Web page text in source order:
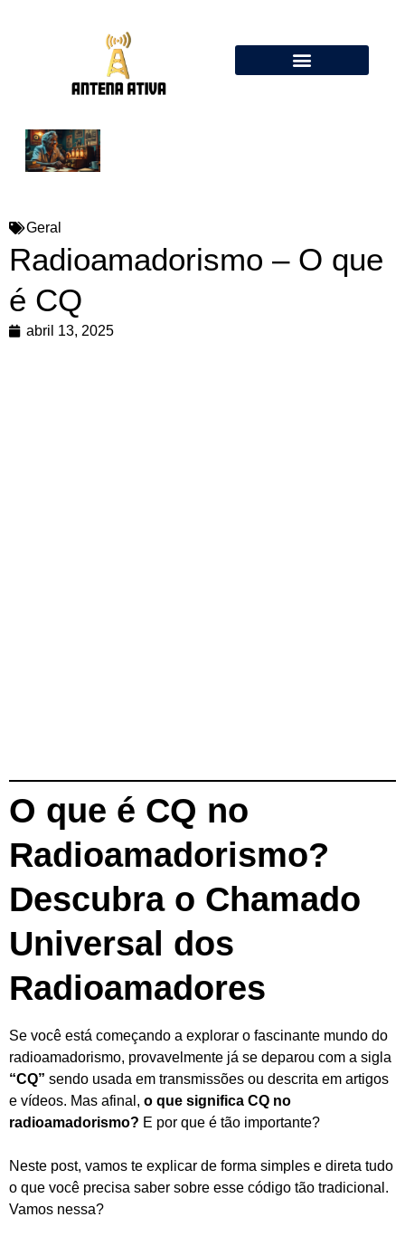
Geral
Radioamadorismo – O que
é CQ
abril 13, 2025
O que é CQ no
Radioamadorismo?
Descubra o Chamado
Universal dos
Radioamadores
Se você está começando a explorar o fascinante mundo do
radioamadorismo, provavelmente já se deparou com a sigla
“CQ” sendo usada em transmissões ou descrita em artigos
e vídeos. Mas afinal, o que significa CQ no
radioamadorismo? E por que é tão importante?
Neste post, vamos te explicar de forma simples e direta tudo
o que você precisa saber sobre esse código tão tradicional.
Vamos nessa?